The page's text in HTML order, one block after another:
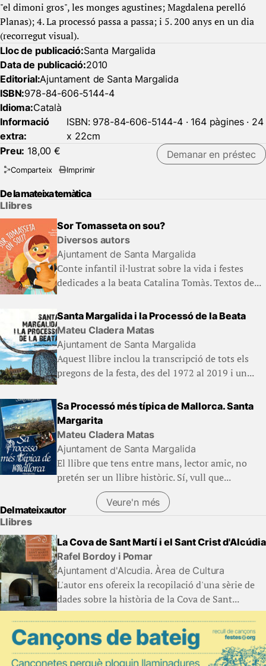
"el dimoni gros", les monges agustines; Magdalena perelló
Planas); 4. La processó passa a passa; i 5. 200 anys en un dia
(recorregut visual).
Lloc de publicació:Santa Margalida
Data de publicació:2010
Editorial:Ajuntament de Santa Margalida
ISBN:978-84-606-5144-4
Idioma:Català
Informació
extra:
ISBN: 978-84-606-5144-4 · 164 pàgines · 24
x 22cm
Preu: 18,00 € Demanar en préstec
Comparteix Imprimir
De la mateixa temàtica
Llibres
Sor Tomasseta on sou?
Diversos autors
Ajuntament de Santa Margalida
Conte infantil il·lustrat sobre la vida i festes
dedicades a la beata Catalina Tomàs. Textos de...
Santa Margalida i la Processó de la Beata
Mateu Cladera Matas
Ajuntament de Santa Margalida
Aquest llibre inclou la transcripció de tots els
pregons de la festa, des del 1972 al 2019 i un...
Sa Processó més típica de Mallorca. Santa
Margarita
Mateu Cladera Matas
Ajuntament de Santa Margalida
El llibre que tens entre mans, lector amic, no
pretén ser un llibre històric. Sí, vull que...
Veure'n més
Del mateix autor
Llibres
La Cova de Sant Martí i el Sant Crist d'Alcúdia
Rafel Bordoy i Pomar
Ajuntament d'Alcudia. Àrea de Cultura
L'autor ens ofereix la recopilació d'una sèrie de
dades sobre la història de la Cova de Sant...